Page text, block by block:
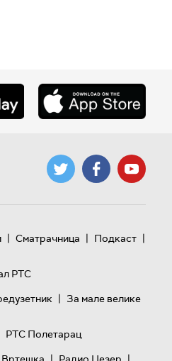
| Сматрачница | Подкаст |
РТС
| За мале велике
РТС Полетарац